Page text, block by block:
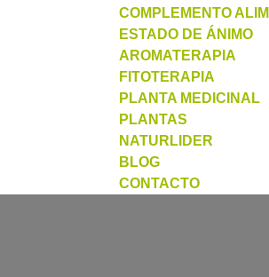
COMPLEMENTO
ESTADO DE ÁNIMO
AROMATERAPIA
FITOTERAPIA
PLANTA MEDICINAL
PLANTAS
NATURLIDER
BLOG
CONTACTO